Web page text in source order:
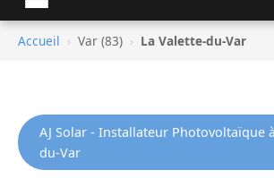
Accueil › Var (83) › La Valette-du-Var
AJ Solar - Installateur Photovoltaïque
du-Var